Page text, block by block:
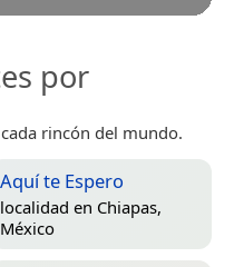
por
rincón del mundo.
Aquí te Espero
localidad en Chiapas,
México